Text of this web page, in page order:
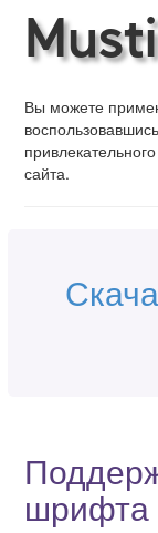
Вы можете
сайта.
шрифта